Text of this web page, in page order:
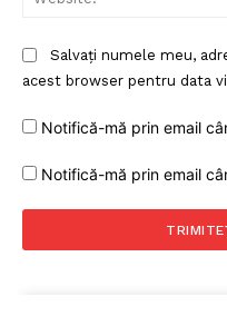
Salvați numele meu,
acest browser pentru data
Notifică-mă prin email
Notifică-mă prin email